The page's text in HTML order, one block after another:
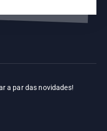
a par das novidades!